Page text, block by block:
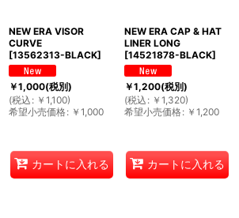
NEW ERA VISOR
CURVE
[13562313-BLACK]
￥1,000(税別)
(税込 : ￥ 1,100)
希望小売価格: ￥ 1,000
カートに入れる
NEW ERA CAP & HAT
LINER LONG
[14521878-BLACK]
￥1,200(税別)
(税込 : ￥ 1,320)
希望小売価格: ￥ 1,200
カートに入れる